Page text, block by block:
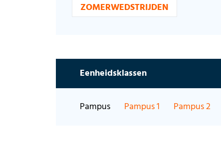
ZOMERWEDSTRIJDEN
Eenheidsklassen
Pampus Pampus 1 Pampus 2